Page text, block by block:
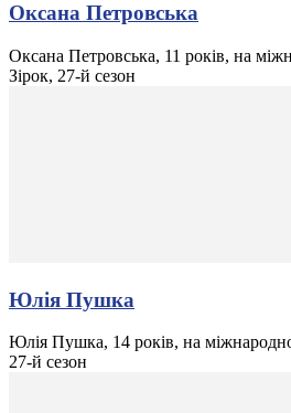
Оксана Петровська
Оксана Петровська, 11 років, на
Зірок, 27-й сезон
Юлія Пушка
Юлія Пушка, 14 років, на
27-й сезон